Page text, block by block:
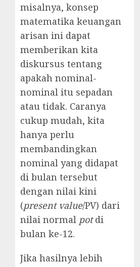
misalnya, konsep
matematika keuangan
arisan ini dapat
memberikan kita
diskursus tentang
apakah nominal-
nominal itu sepadan
atau tidak. Caranya
cukup mudah, kita
hanya perlu
membandingkan
nominal yang didapat
di bulan tersebut
dengan nilai kini
(present value/PV) dari
nilai normal potdi
bulan ke-12.
Jika hasilnya lebih